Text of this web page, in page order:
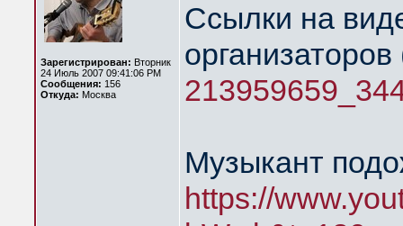
Зарегистрирован: Вторник
24 Июль 2007 09:41:06 PM
Сообщения: 156
Откуда: Москва
Ссылки на
организаторов
Музыкант
https://